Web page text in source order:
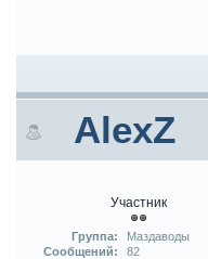
AlexZ
Участник
Группа:
Маздаводы
Сообщений:
82